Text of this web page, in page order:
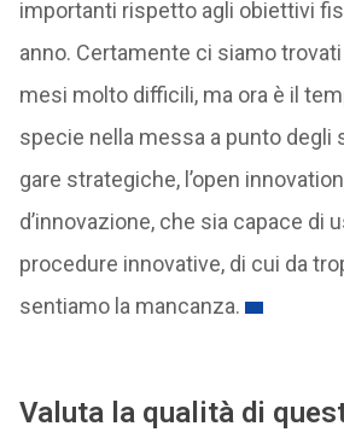
importanti rispetto agli obiettivi
anno. Certamente ci siamo
mesi molto difficili, ma ora è il
specie nella messa a punto degli
gare strategiche, l’open
d’innovazione, che sia capace di
procedure innovative, di cui da
sentiamo la mancanza.
Valuta la qualità di